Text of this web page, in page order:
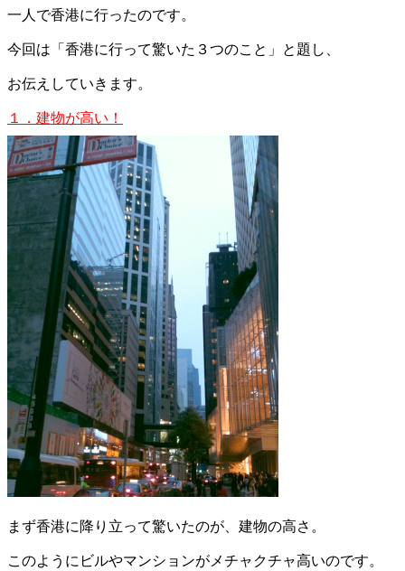
一人で香港に行ったのです。
今回は「香港に行って驚いた３つのこと」と題し、
お伝えしていきます。
１．建物が高い！
まず香港に降り立って驚いたのが、建物の高さ。
このようにビルやマンションがメチャクチャ高いのです。